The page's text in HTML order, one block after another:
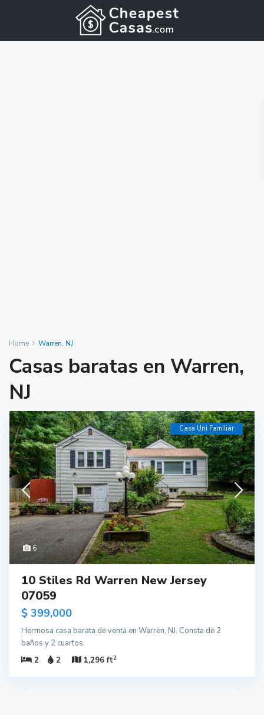
Home Warren, NJ
Casas baratas en Warren,
NJ
6
Casa Uni Familiar
10 Stiles Rd Warren New Jersey
07059
$ 399,000
Hermosa casa barata de venta en Warren, NJ. Consta de 2
baños y 2 cuartos.
2
2 1,296 ft2